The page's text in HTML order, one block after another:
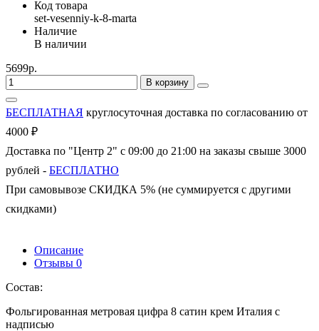
Код товара
set-vesenniy-k-8-marta
Наличие
В наличии
5699р.
В корзину
БЕСПЛАТНАЯ круглосуточная доставка по согласованию от
4000 ₽
Доставка по "Центр 2" с 09:00 до 21:00 на заказы свыше 3000
рублей - БЕСПЛАТНО
При самовывозе СКИДКА 5% (не суммируется с другими
скидками)
Описание
Отзывы 0
Состав:
Фольгированная метровая цифра 8 сатин крем Италия с
надписью